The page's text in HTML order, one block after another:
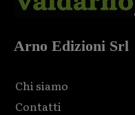
Arno Edizioni Srl
Chi siamo
Contatti